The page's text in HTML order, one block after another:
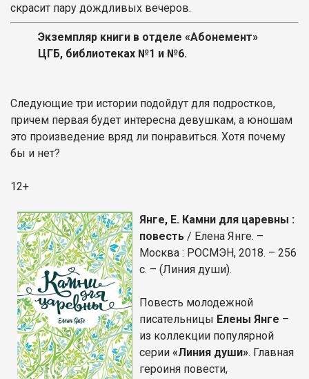
скрасит пару дождливых вечеров.
Экземпляр книги в отделе «Абонемент»
ЦГБ, библиотеках №1 и №6.
Следующие три истории подойдут для подростков,
причем первая будет интересна девушкам, а юношам
это произведение вряд ли понравиться. Хотя почему
бы и нет?
12+
Янге, Е. Камни для царевны :
повесть / Елена Янге. –
Москва : РОСМЭН, 2018. – 256
с. – (Линия души).
Повесть молодежной
писательницы Елены Янге –
из коллекции популярной
серии «Линия души». Главная
героиня повести,